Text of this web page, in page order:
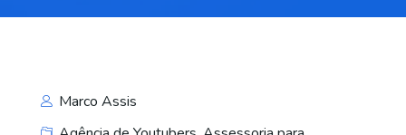
Marco Assis